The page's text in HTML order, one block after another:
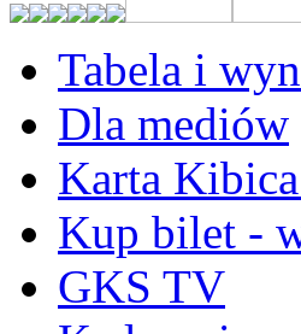
Tabela i
Dla mediów
Karta
Kup bilet -
GKS TV